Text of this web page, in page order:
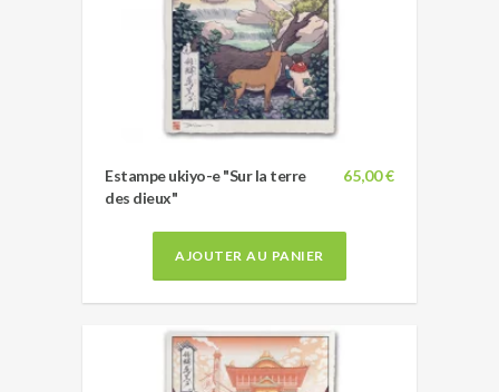
65,00 €
Estampe ukiyo-e "Sur la terre
des dieux"
AJOUTER AU PANIER